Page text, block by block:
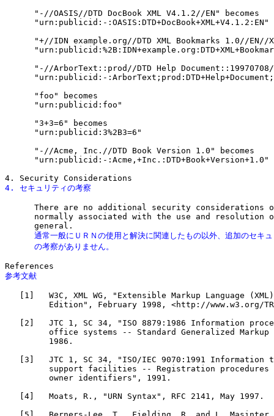
      "-//OASIS//DTD DocBook XML V4.1.2//EN" becomes
      "urn:publicid:-:OASIS:DTD+DocBook+XML+V4.1.2:EN"
"+//IDN example.org//DTD XML Bookmarks 1.0//EN//
"-//ArborText::prod//DTD Help
"urn:publicid:-
      "foo" becomes
      "urn:publicid:foo"
      "3+3=6" becomes
      "urn:publicid:3%2B3=6"
      "-//Acme, Inc.//DTD Book Version 1.0" becomes
      "urn:publicid:-:Acme,+Inc.:DTD+Book+Version+1.0"
4. セキュリティの考察
There are no additional security considerations
normally associated with the use and resolution
通常一般にＵＲＮの使用と解決に関連したもの以外、追加のセキ
      の考察がありません。
参考文献
[1]   W3C, XML WG, "Extensible Markup Language
Edition", February 1998, <http://www.w3.org/
[2]   JTC 1, SC 34, "ISO 8879:1986 Information
office systems -- Standard Generalized Markup
         1986.
[3]   JTC 1, SC 34, "ISO/IEC 9070:1991 Information
support facilities -- Registration procedures
         owner identifiers", 1991.
   [4]   Moats, R., "URN Syntax", RFC 2141, May 1997.